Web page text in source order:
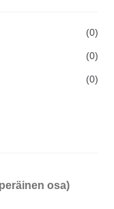
(0)
(0)
(0)
osa)